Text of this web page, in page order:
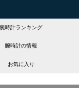
腕時計ランキング
腕時計の情報
お気に入り